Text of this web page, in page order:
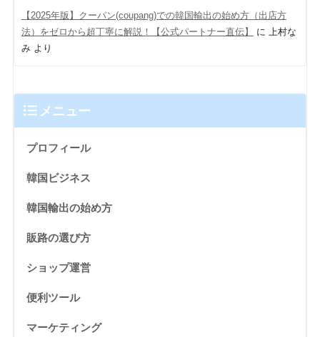
【2025年版】クーパン(coupang)での韓国輸出の始め方（出店方
法）をゼロから超丁寧に解説！【公式パートナー直伝】
に
上村な
みより
メニュー
プロフィール
韓国ビジネス
韓国輸出の始め方
販路の選び方
ショップ運営
便利ツール
マーケティング